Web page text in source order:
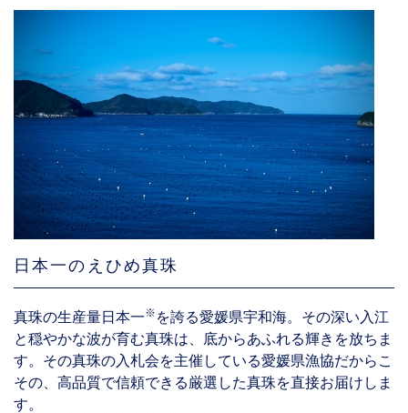
日本一のえひめ真珠
真珠の生産量日本一※ を誇る愛媛県宇和海。その深い入江
と穏やかな波が育む真珠は、底からあふれる輝きを放ちま
す。その真珠の入札会を主催している愛媛県漁協だからこ
その、高品質で信頼できる厳選した真珠を直接お届けしま
す。